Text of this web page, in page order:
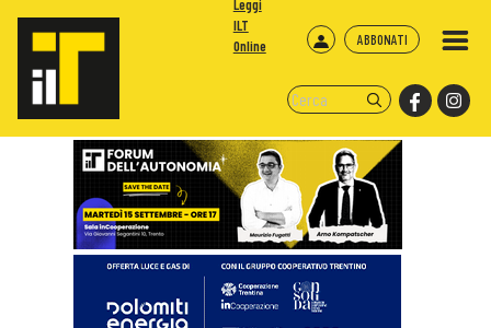
ABBONATI
Leggi
ILT
Online